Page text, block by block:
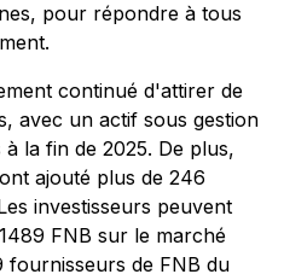
pour répondre à tous
continué d'attirer de
avec un actif sous gestion
la fin de 2025. De plus,
ajouté plus de 246
investisseurs peuvent
FNB sur le marché
fournisseurs de FNB du